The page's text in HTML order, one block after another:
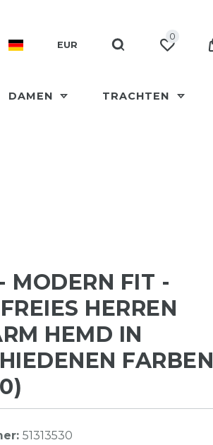
EUR
0
DAMEN TRACHTEN
MODERN FIT -
HERREN
HEMD IN
FARBEN
51313530